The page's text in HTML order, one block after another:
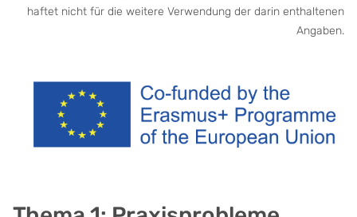
haftet nicht für die weitere Verwendung der darin enthaltenen
Angaben.